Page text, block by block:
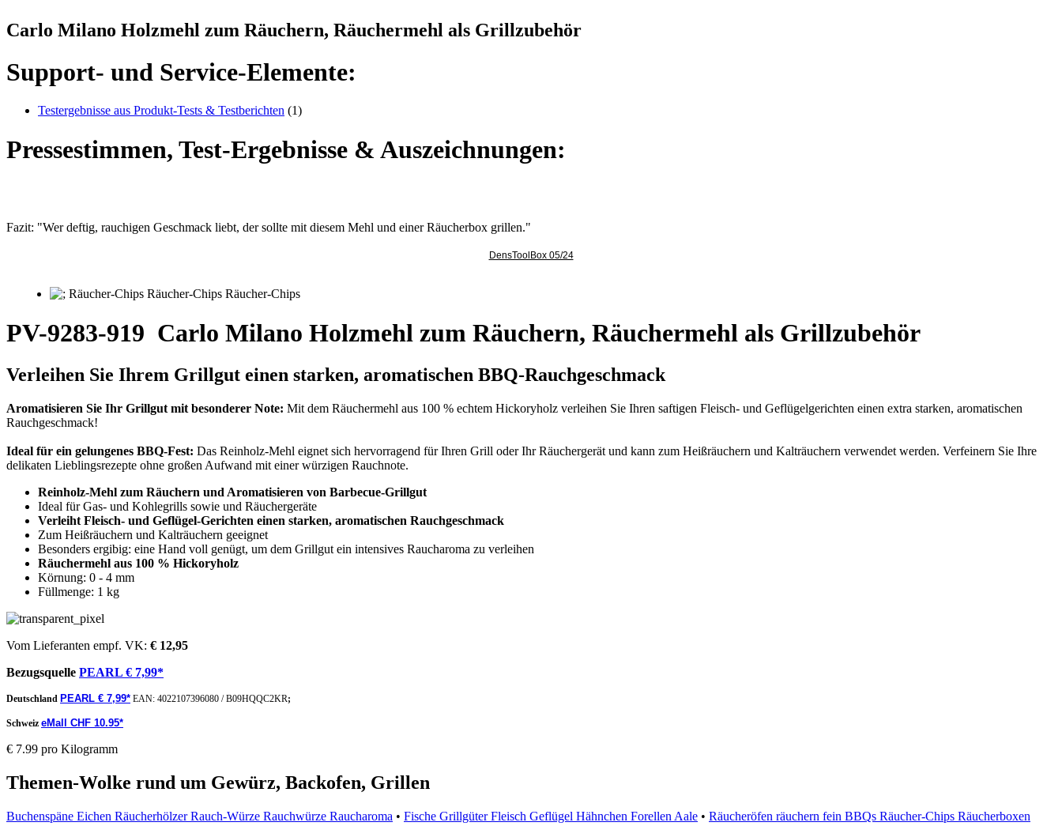
Carlo Milano Holzmehl zum Räuchern, Räuchermehl als Grillzubehör
Support- und Service-Elemente:
Testergebnisse aus Produkt-Tests & Testberichten (1)
Pressestimmen, Test-Ergebnisse & Auszeichnungen:
Fazit: "Wer deftig, rauchigen Geschmack liebt, der sollte mit diesem Mehl und einer Räucherbox grillen."
DensToolBox 05/24
PV-9283-919 Carlo Milano Holzmehl zum Räuchern, Räuchermehl als Grillzubehör
Verleihen Sie Ihrem Grillgut einen starken, aromatischen BBQ-Rauchgeschmack
Aromatisieren Sie Ihr Grillgut mit besonderer Note: Mit dem Räuchermehl aus 100 % echtem Hickoryholz verleihen Sie Ihren saftigen Fleisch- und Geflügelgerichten einen extra starken, aromatischen
Rauchgeschmack!
Ideal für ein gelungenes BBQ-Fest: Das Reinholz-Mehl eignet sich hervorragend für Ihren Grill oder Ihr Räuchergerät und kann zum Heißräuchern und Kalträuchern verwendet werden. Verfeinern Sie Ihre
delikaten Lieblingsrezepte ohne großen Aufwand mit einer würzigen Rauchnote.
Reinholz-Mehl zum Räuchern und Aromatisieren von Barbecue-Grillgut
Ideal für Gas- und Kohlegrills sowie und Räuchergeräte
Verleiht Fleisch- und Geflügel-Gerichten einen starken, aromatischen Rauchgeschmack
Zum Heißräuchern und Kalträuchern geeignet
Besonders ergibig: eine Hand voll genügt, um dem Grillgut ein intensives Raucharoma zu verleihen
Räuchermehl aus 100 % Hickoryholz
Körnung: 0 - 4 mm
Füllmenge: 1 kg
Vom Lieferanten empf. VK: € 12,95
Bezugsquelle PEARL € 7,99*
Deutschland PEARL € 7,99* EAN: 4022107396080 /B09HQQC2KR;
Schweiz eMall CHF 10.95*
€ 7.99 pro Kilogramm
Themen-Wolke rund um Gewürz, Backofen, Grillen
Buchenspäne Eichen Räucherhölzer Rauch-Würze Rauchwürze Raucharoma • Fische Grillgüter Fleisch Geflügel Hähnchen Forellen Aale • Räucheröfen räuchern fein BBQs Räucher-Chips Räucherboxen